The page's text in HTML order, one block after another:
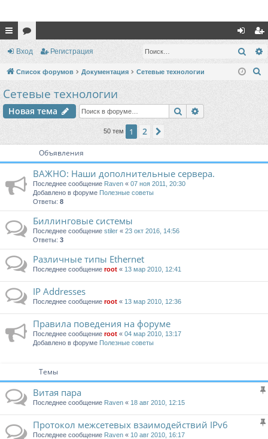
с
ы
и
ор хо
д
ег
ис
Вход Регистрация
Список форумов Документация Сетевые технологии
Сетевые технологии
Новая тема Поиск
50 тем 1 2
Объявления
ВАЖНО: Наши дополнительные сервера.
Последнее сообщение Raven « 07 ноя 2011, 20:30
Добавлено в форуме Полезные советы
Ответы: 8
Биллинговые системы
Последнее сообщение stiler « 23 окт 2016, 14:56
Ответы: 3
Различные типы Ethernet
Последнее сообщение root « 13 мар 2010, 12:41
IP Addresses
Последнее сообщение root « 13 мар 2010, 12:36
Правила поведения на форуме
Последнее сообщение root « 04 мар 2010, 13:17
Добавлено в форуме Полезные советы
Темы
Витая пара
Последнее сообщение Raven « 18 авг 2010, 12:15
Протокол межсетевых взаимодействий IPv6
Последнее сообщение Raven « 10 авг 2010, 16:17